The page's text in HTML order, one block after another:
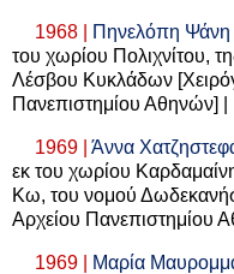
1968 | Πηνελόπη Ψάνη |
του χωρίου Πολιχνίτου,
Λέσβου Κυκλάδων
Πανεπιστημίου Αθηνών] |
1969 | Άννα
εκ του χωρίου
Κω, του νομού
Αρχείου Πανεπιστημίου
1969 | Μαρία